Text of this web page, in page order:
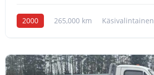
2000 265,000 km Käsivalintainen